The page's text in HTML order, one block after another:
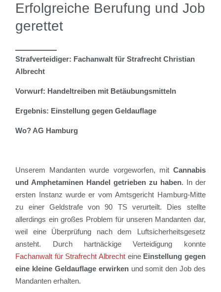
Erfolgreiche Berufung und Job
gerettet
Strafverteidiger: Fachanwalt für Strafrecht Christian
Albrecht
Vorwurf: Handeltreiben mit Betäubungsmitteln
Ergebnis: Einstellung gegen Geldauflage
Wo? AG Hamburg
Unserem Mandanten wurde vorgeworfen, mit Cannabis
und Amphetaminen Handel getrieben zu haben. In der
ersten Instanz wurde er vom Amtsgericht Hamburg-Mitte
zu einer Geldstrafe von 90 TS verurteilt. Dies stellte
allerdings ein großes Problem für unseren Mandanten dar,
weil eine Überprüfung nach dem Luftsicherheitsgesetz
ansteht. Durch hartnäckige Verteidigung konnte
Fachanwalt für Strafrecht Albrecht eine Einstellung gegen
eine kleine Geldauflage erwirkenund somit den Job des
Mandanten erhalten.